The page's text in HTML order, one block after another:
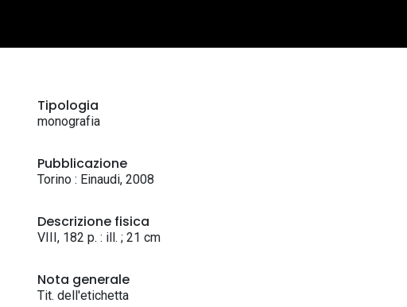
Tipologia
monografia
Pubblicazione
Torino : Einaudi, 2008
Descrizione fisica
VIII, 182 p. : ill. ; 21 cm
Nota generale
Tit. dell'etichetta